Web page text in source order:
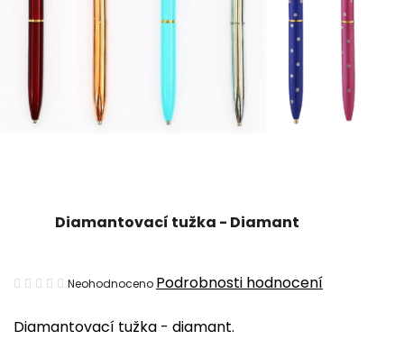
Diamantovací tužka - diamant.
Diamantovací tužka - Diamant
Průměrné
produktu
Neohodnoceno Podrobnosti hodnocení